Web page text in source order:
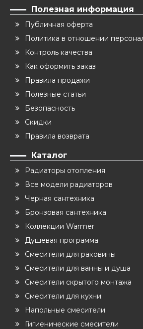
Полезная информация
Публичная оферта
Политика в отношении
Контроль качества
Как оформить заказ
Правила продажи
Полезные статьи
Безопасность
Скидки
Правила возврата
Каталог
Радиаторы отопления
Все модели радиаторов
Черная сантехника
Бронзовая сантехника
Коллекции Warmer
Душевая программа
Смесители для раковины
Смесители для ванны и душа
Смесители скрытого монтажа
Смесители для кухни
Напольные смесители
Гигиенические смесители